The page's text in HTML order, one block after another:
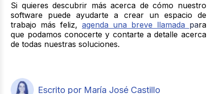
Si quieres descubrir más acerca de cómo nuestro
software puede ayudarte a crear un espacio de
trabajo más feliz,agenda una breve llamada para
que podamos conocerte y contarte a detalle acerca
de todas nuestras soluciones.
Escrito por María José Castillo